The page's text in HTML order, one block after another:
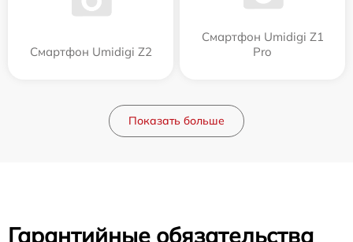
Смартфон Umidigi Z2
Смартфон Umidigi Z1
Pro
Показать больше
Гарантийные обязательства